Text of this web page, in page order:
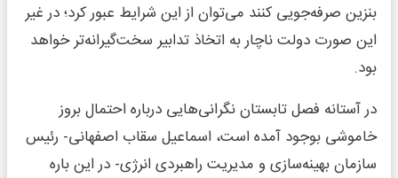
بنزین صرفه‌جویی کنند می‌توان از این شرایط عبور کرد؛ در غیر
این صورت دولت ناچار به اتخاذ تدابیر سخت‌گیرانه‌تر خواهد
بود.
در آستانه فصل تابستان نگرانی‌هایی درباره احتمال بروز
خاموشی بوجود آمده است، اسماعیل سقاب اصفهانی- رئیس
سازمان بهینه‌سازی و مدیریت راهبردی انرژی- در این باره